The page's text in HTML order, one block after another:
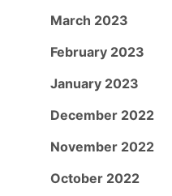
March 2023
February 2023
January 2023
December 2022
November 2022
October 2022